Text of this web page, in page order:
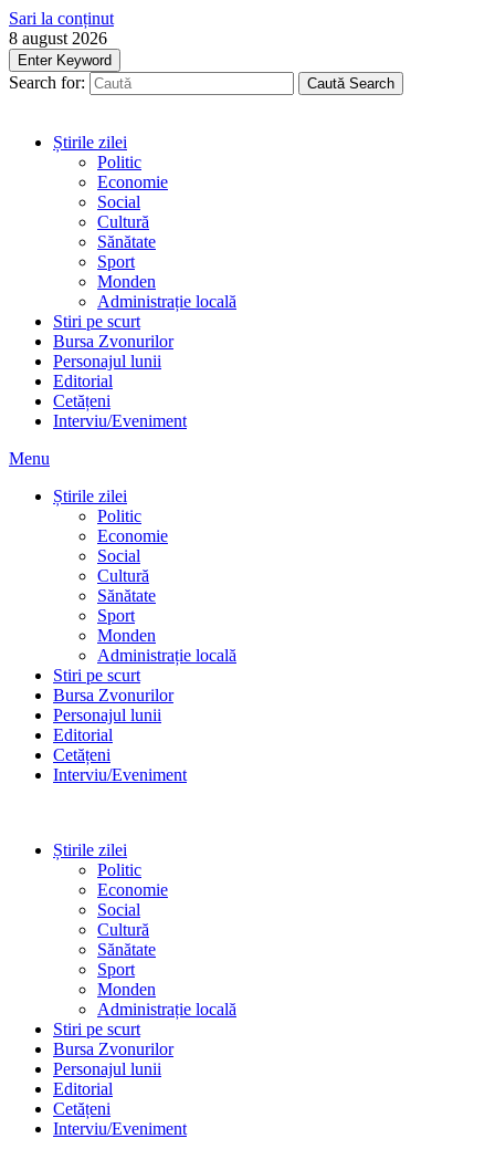
Sari la conținut
8 august 2026
Enter Keyword
Search for: Caută Search
Știrile zilei
Politic
Economie
Social
Cultură
Sănătate
Sport
Monden
Administrație locală
Stiri pe scurt
Bursa Zvonurilor
Personajul lunii
Editorial
Cetățeni
Interviu/Eveniment
Menu
Știrile zilei
Politic
Economie
Social
Cultură
Sănătate
Sport
Monden
Administrație locală
Stiri pe scurt
Bursa Zvonurilor
Personajul lunii
Editorial
Cetățeni
Interviu/Eveniment
Știrile zilei
Politic
Economie
Social
Cultură
Sănătate
Sport
Monden
Administrație locală
Stiri pe scurt
Bursa Zvonurilor
Personajul lunii
Editorial
Cetățeni
Interviu/Eveniment